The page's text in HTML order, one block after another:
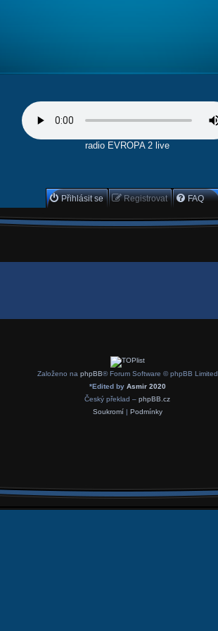
radio EVROPA 2 live
Přihlásit se Registrovat FAQ
Založeno na phpBB® Forum Software © phpBB Limited
*Edited by Asmir 2020
Český překlad – phpBB.cz
Soukromí| Podmínky